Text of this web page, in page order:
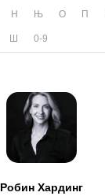
Н Њ О П
Ш 0-9
Робин Хардинг